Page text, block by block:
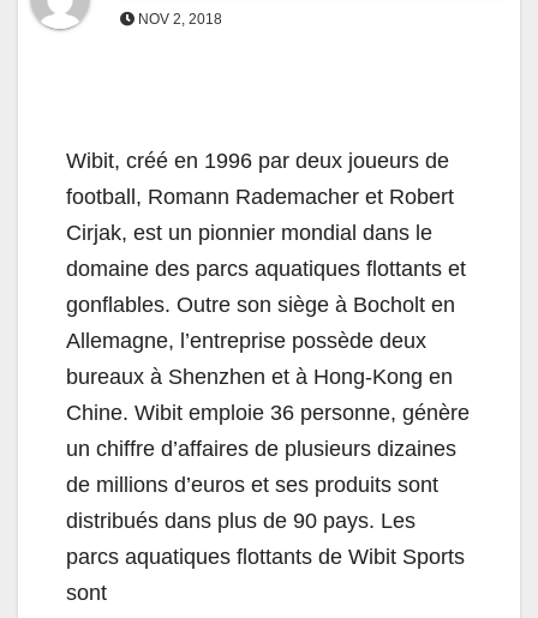
NOV 2, 2018
Wibit, créé en 1996 par deux joueurs de
football, Romann Rademacher et Robert
Cirjak, est un pionnier mondial dans le
domaine des parcs aquatiques flottants et
gonflables. Outre son siège à Bocholt en
Allemagne, l’entreprise possède deux
bureaux à Shenzhen et à Hong-Kong en
Chine. Wibit emploie 36 personne, génère
un chiffre d’affaires de plusieurs dizaines
de millions d’euros et ses produits sont
distribués dans plus de 90 pays. Les
parcs aquatiques flottants de Wibit Sports
sont